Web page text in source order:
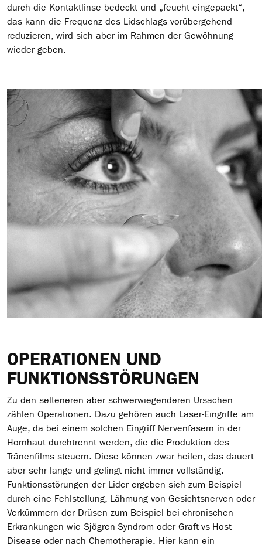
durch die Kontaktlinse bedeckt und „feucht eingepackt“,
das kann die Frequenz des Lidschlags vorübergehend
reduzieren, wird sich aber im Rahmen der Gewöhnung
wieder geben.
OPERATIONEN UND
FUNKTIONSSTÖRUNGEN
Zu den selteneren aber schwerwiegenderen Ursachen
zählen Operationen. Dazu gehören auch Laser-Eingriffe am
Auge, da bei einem solchen Eingriff Nervenfasern in der
Hornhaut durchtrennt werden, die die Produktion des
Tränenfilms steuern. Diese können zwar heilen, das dauert
aber sehr lange und gelingt nicht immer vollständig.
Funktionsstörungen der Lider ergeben sich zum Beispiel
durch eine Fehlstellung, Lähmung von Gesichtsnerven oder
Verkümmern der Drüsen zum Beispiel bei chronischen
Erkrankungen wie Sjögren-Syndrom oder Graft-vs-Host-
Disease oder nach Chemotherapie. Hier kann ein